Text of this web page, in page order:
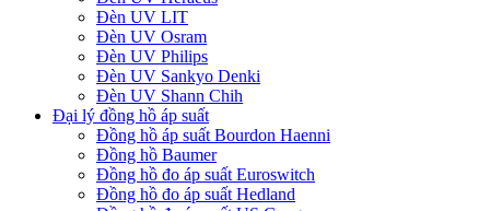
Đèn UV LIT
Đèn UV Osram
Đèn UV Philips
Đèn UV Sankyo Denki
Đèn UV Shann Chih
Đại lý đồng hồ áp suất
Đồng hồ áp suất Bourdon Haenni
Đồng hồ Baumer
Đồng hồ đo áp suất Euroswitch
Đồng hồ đo áp suất Hedland